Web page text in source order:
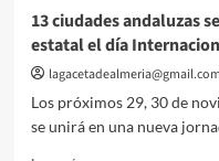
debate
y
decisión
puntos
clave
13 ciudades andaluzas
estatal el día
lagacetadealmeria@gmail.com
Los próximos 29, 30 de
se unirá en una nueva